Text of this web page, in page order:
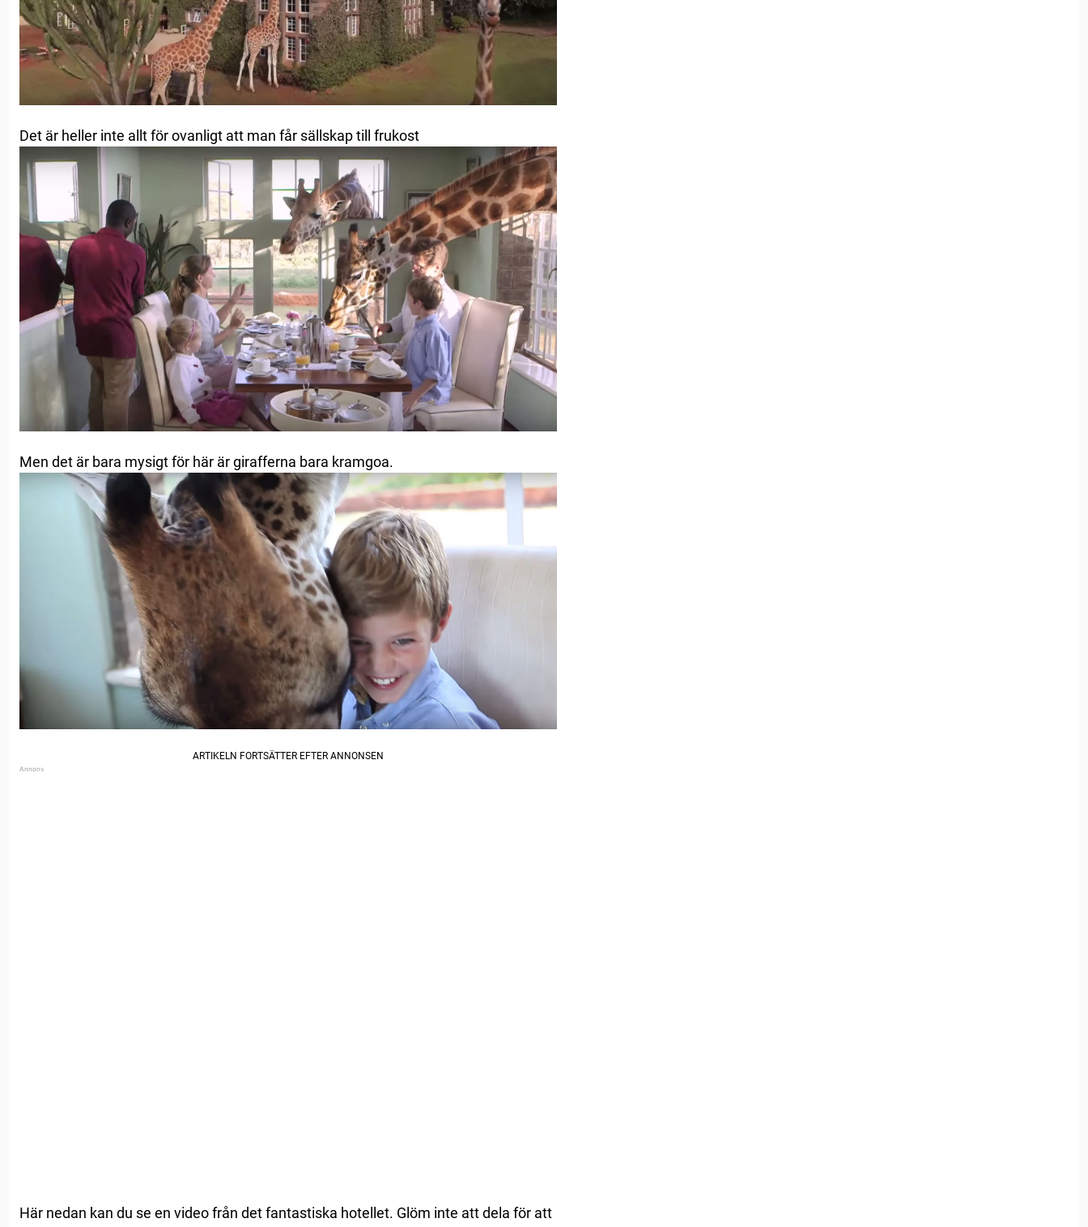
Det är heller inte allt för ovanligt att man får sällskap till frukost
Men det är bara mysigt för här är girafferna bara kramgoa.
Här nedan kan du se en video från det fantastiska hotellet. Glöm inte att dela för att